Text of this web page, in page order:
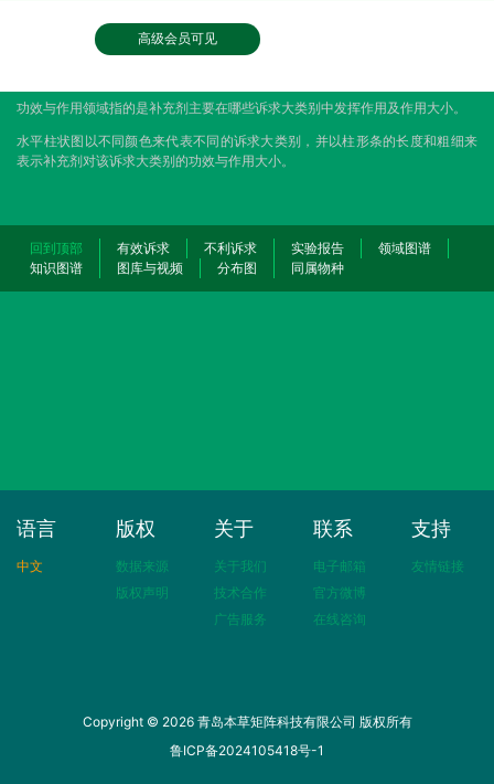
高级会员可见
功效与作用领域指的是补充剂主要在哪些诉求大类别中发挥作用及作用大小。
水平柱状图以不同颜色来代表不同的诉求大类别，并以柱形条的长度和粗细来
表示补充剂对该诉求大类别的功效与作用大小。
回到顶部 有效诉求 不利诉求 实验报告
领域图谱
知识图谱
图库与视频 分布图 同属物种
语言
中文
版权
数据来源
版权声明
关于
关于我们
技术合作
广告服务
联系
电子邮箱
官方微博
在线咨询
支持
友情链接
Copyright © 2026 青岛本草矩阵科技有限公司 版权所有
鲁ICP备2024105418号-1